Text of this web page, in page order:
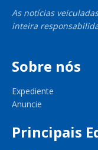
As notícias
inteira
Sobre nós
Expediente
Anuncie
Principais